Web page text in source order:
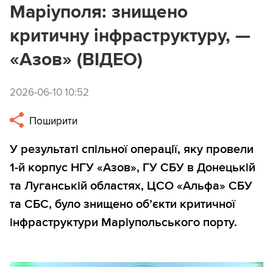
Маріуполя: знищено
критичну інфраструктуру, —
«Азов» (ВІДЕО)
2026-06-10 10:52
Поширити
У результаті спільної операції, яку провели
1-й корпус НГУ «Азов», ГУ СБУ в Донецькій
та Луганській областях, ЦСО «Альфа» СБУ
та СБС, було знищено об’єкти критичної
інфраструктури Маріупольського порту.